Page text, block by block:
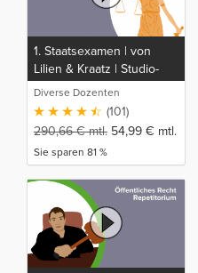
1. Staatsexamen | von
Lilien & Kraatz | Studio-
Rep
Diverse Dozenten
(101)
290,66€mtl. 54,99 € mtl.
Sie sparen 81 %